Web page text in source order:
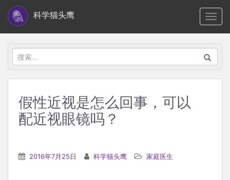
i
科学猫头鹰
搜
索：
假性近视是怎么回事，可以
配近视眼镜吗？
2016年7月25日 科学猫头鹰 家庭医生